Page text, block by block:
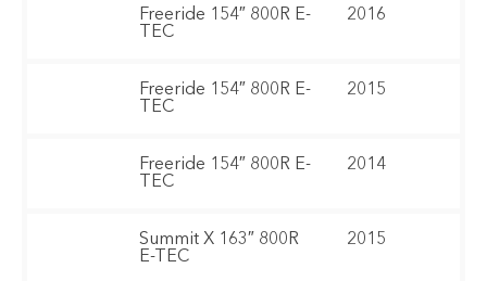
Freeride 154″ 800R E-
TEC
2016
Freeride 154″ 800R E-
TEC
2015
Freeride 154″ 800R E-
TEC
2014
Summit X 163″ 800R
E-TEC
2015